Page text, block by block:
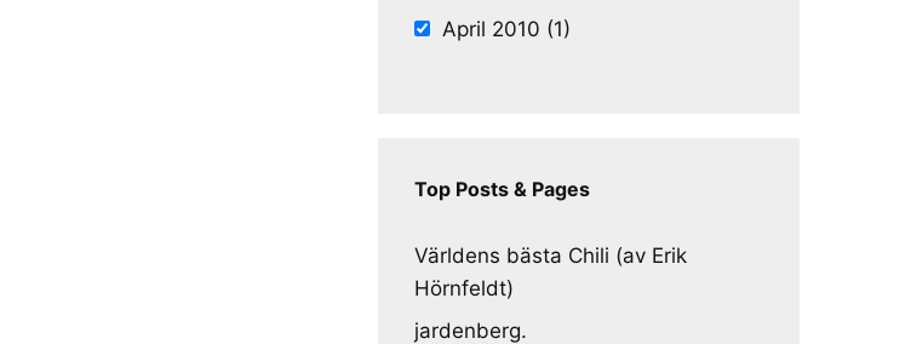
April 2010 (1)
Top Posts & Pages
Världens bästa Chili (av Erik
Hörnfeldt)
jardenberg.